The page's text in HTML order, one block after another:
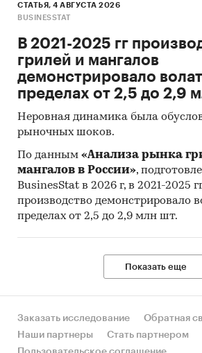
СТАТЬЯ, 4 АВГУСТА 2026
BUSINESSTAT
В 2021-2025 гг
грилей и мангалов
демонстрировало
пределах от 2,5 до 2,9
Неровная динамика была
рыночных шоков.
По данным «Анализа рынка
мангалов в России»,
BusinesStat в 2026 г, в 2021-2025
производство демонстрировало
пределах от 2,5 до 2,9 млн шт.
Показать еще
Заказать исследование
Обратная
Наши партнеры
Стать партнером